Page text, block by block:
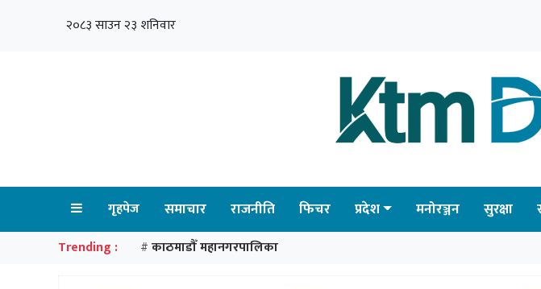
२०८३ साउन २३ शनिवार
गृहपेज समाचार राजनीति फिचर प्रदेश मनोरञ्जन सुरक्षा
Trending : # काठमाडौँ महानगरपालिका